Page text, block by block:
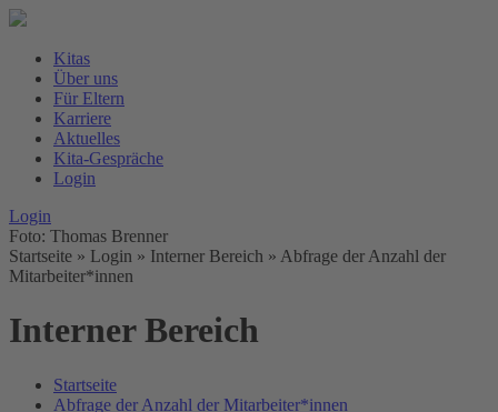
Kitas
Über uns
Für Eltern
Karriere
Aktuelles
Kita-Gespräche
Login
Login
Foto: Thomas Brenner
Startseite » Login » Interner Bereich » Abfrage der Anzahl der
Mitarbeiter*innen
Interner Bereich
Startseite
Abfrage der Anzahl der Mitarbeiter*innen